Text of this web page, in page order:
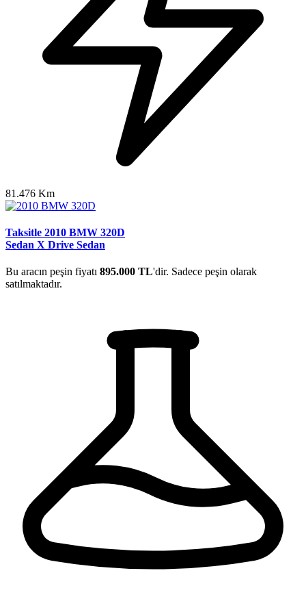
81.476 Km
Taksitle 2010 BMW 320D
Sedan X Drive Sedan
Bu aracın peşin fiyatı 895.000 TL'dir. Sadece peşin olarak
satılmaktadır.